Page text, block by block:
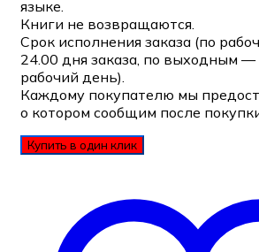
языке.
Книги не возвращаются.
Срок исполнения заказа (по
24.00 дня заказа, по выходным
рабочий день).
Каждому покупателю мы
о котором сообщим после
Купить в один клик